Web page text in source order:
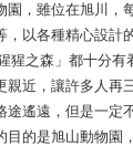
，雖位在旭川，
以各種精心設計
猩之森」都十分
近，讓許多人再
遙遠，但是一定
的是旭山動物園